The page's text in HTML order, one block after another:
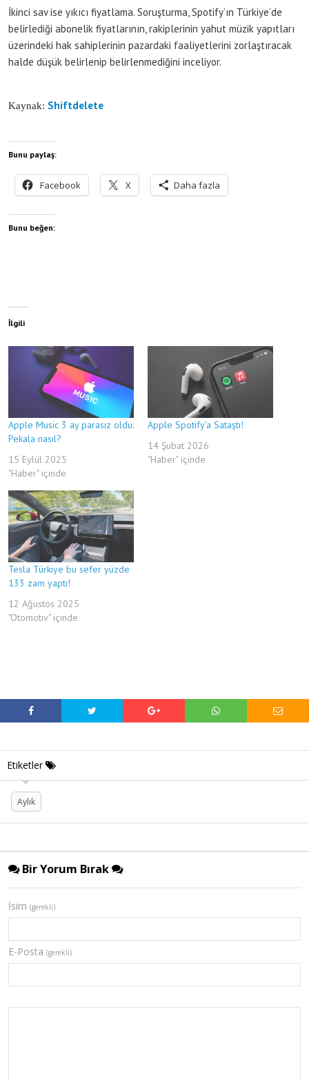
İkinci sav ise yıkıcı fiyatlama. Soruşturma, Spotify’ın Türkiye’de
belirlediği abonelik fiyatlarının, rakiplerinin yahut müzik yapıtları
üzerindeki hak sahiplerinin pazardaki faaliyetlerini zorlaştıracak
halde düşük belirlenip belirlenmediğini inceliyor.
Kaynak: Shiftdelete
Bunu paylaş:
Facebook X Daha fazla
Bunu beğen:
İlgili
Apple Music 3 ay parasız oldu:
Pekala nasıl?
15 Eylül 2025
"Haber" içinde
Apple Spotify’a Sataştı!
14 Şubat 2026
"Haber" içinde
Tesla Türkiye bu sefer yüzde
133 zam yaptı!
12 Ağustos 2025
"Otomotiv" içinde
Etiketler
Aylık
Bir Yorum Bırak
İsim (gerekli)
E-Posta (gerekli)